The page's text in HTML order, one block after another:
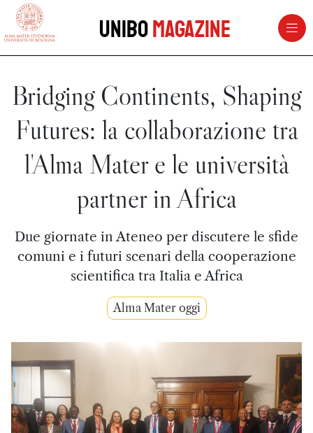
vai al contenuto della pagina
UniboMagazine
Bridging Continents, Shaping
Futures: la collaborazione tra
l'Alma Mater e le università
partner in Africa
Due giornate in Ateneo per discutere le sfide
comuni e i futuri scenari della cooperazione
scientifica tra Italia e Africa
Alma Mater oggi